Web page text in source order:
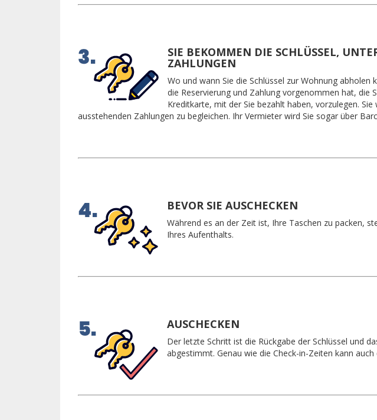
SIE BEKOMMEN DIE SCHLÜSSEL,
ZAHLUNGEN
Wo und wann Sie die Schlüssel zur Wohnung
die Reservierung und Zahlung vorgenommen hat, die
Kreditkarte, mit der Sie bezahlt haben, vorzulegen.
ausstehenden Zahlungen zu begleichen. Ihr Vermieter wird Sie sogar über
BEVOR SIE AUSCHECKEN
Während es an der Zeit ist, Ihre Taschen zu packen,
Ihres Aufenthalts.
AUSCHECKEN
Der letzte Schritt ist die Rückgabe der Schlüssel und
abgestimmt. Genau wie die Check-in-Zeiten kann